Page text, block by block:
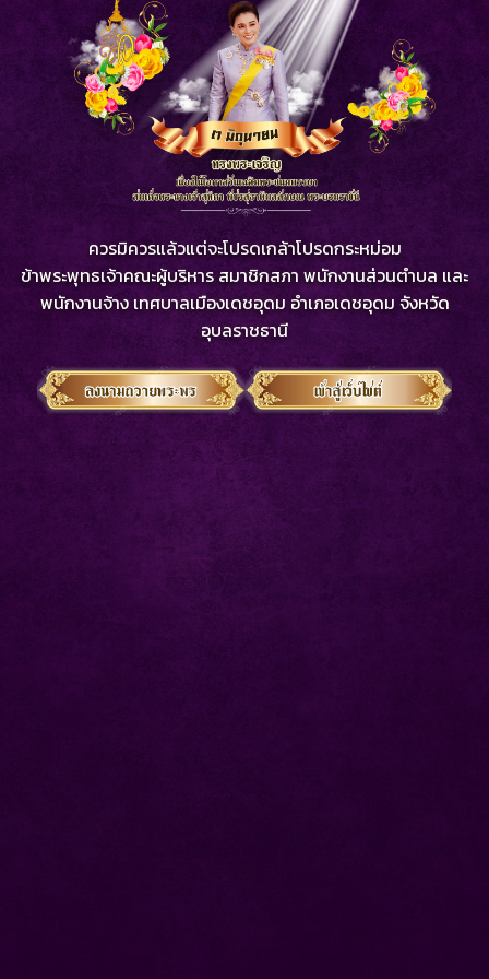
ควรมิควรแล้วแต่จะโปรดเกล้าโปรดกระหม่อม
ข้าพระพุทธเจ้าคณะผู้บริหาร สมาชิกสภา พนักงานส่วนตำบล และ
พนักงานจ้าง เทศบาลเมืองเดชอุดม อำเภอเดชอุดม จังหวัด
อุบลราชธานี